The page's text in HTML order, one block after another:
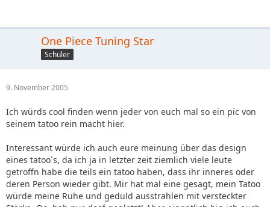
One Piece Tuning Star
Schüler
9. November 2005
Ich würds cool finden wenn jeder von euch mal so ein pic von
seinem tatoo rein macht hier.
Interessant würde ich auch eure meinung über das design
eines tatoo´s, da ich ja in letzter zeit ziemlich viele leute
getroffn habe die teils ein tatoo haben, dass ihr inneres oder
deren Person wieder gibt. Mir hat mal eine gesagt, mein Tatoo
würde meine Ruhe und geduld ausstrahlen mit versteckter